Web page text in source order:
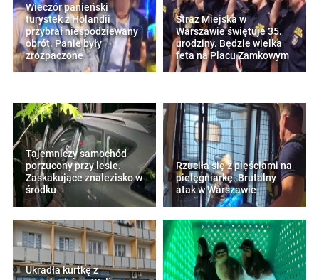
Wieczór panieński
turystek z Holandii
przybrał niespodziewany
obrót. Panie były
zrozpaczone
Straż Miejska w
Warszawie świętuje 35.
urodziny. Będzie wielka
feta na Placu Zamkowym
Tajemniczy samochód
porzucony przy lesie.
Zaskakujące znalezisko w
środku
Rzuciła się z pięściami na
pielęgniarkę. Brutalny
atak w Warszawie
Ukradła kurtkę z